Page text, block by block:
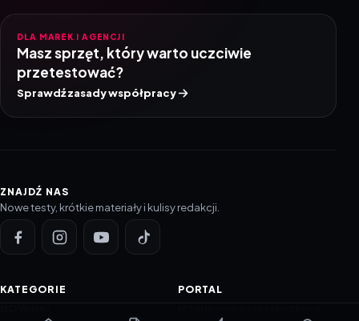
DLA MAREK I AGENCJI
Masz sprzęt, który warto uczciwie
przetestować?
Sprawdź zasady współpracy
ZNAJDŹ NAS
Nowe testy, krótkie materiały i kulisy redakcji.
KATEGORIE PORTAL